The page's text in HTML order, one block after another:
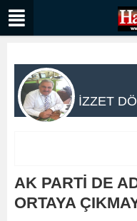
İZZET
AK PARTİ DE
ORTAYA